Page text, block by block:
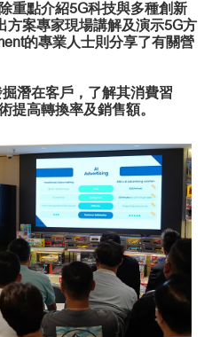
重點介紹5G科技與多種創新
方案專家現場講解及演示5G方
的專業人士則分享了有關營
潛在客戶，了解其消費習
提高轉換率及銷售額。